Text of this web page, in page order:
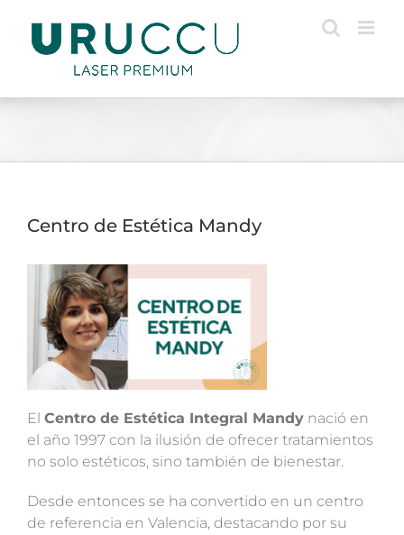
contenido
Centro de Estética Mandy
El Centro de Estética Integral Mandy nació en
el año 1997 con la ilusión de ofrecer tratamientos
no solo estéticos, sino también de bienestar.
Desde entonces se ha convertido en un centro
de referencia en Valencia, destacando por su